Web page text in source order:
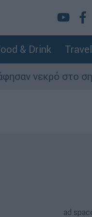
& Drink Travel
στο σημείο